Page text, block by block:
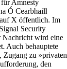
Amnesty
Ó Cearbhaill
X öffentlich. Im
Security
Nachricht wird eine
Auch behauptete
Zugang zu »privaten
den